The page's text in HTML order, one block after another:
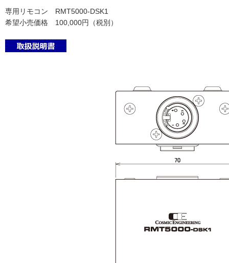
専用リモコン RMT5000-DSK1
希望小売価格 100,000円（税別）